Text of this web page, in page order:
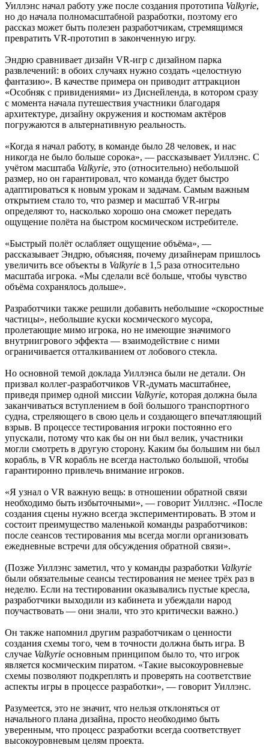
Уиллэнс начал работу уже после создания прототипа Valkyrie,
но до начала полномасштабной разработки, поэтому его
рассказ может быть полезен разработчикам, стремящимся
превратить VR-прототип в законченную игру.
Эндрю сравнивает дизайн VR-игр с дизайном парка
развлечений: в обоих случаях нужно создать «целостную
фантазию». В качестве примера он приводит аттракцион
«Особняк с привидениями» из Диснейленда, в котором сразу
с момента начала путешествия участники благодаря
архитектуре, дизайну окружения и костюмам актёров
погружаются в альтернативную реальность.
«Когда я начал работу, в команде было 28 человек, и нас
никогда не было больше сорока», — рассказывает Уиллэнс. С
учётом масштаба Valkyrie, это (относительно) небольшой
размер, но он гарантировал, что команда будет быстро
адаптироваться к новым урокам и задачам. Самым важным
открытием стало то, что размер и масштаб VR-игры
определяют то, насколько хорошо она сможет передать
ощущение полёта на быстром космическом истребителе.
«Быстрый полёт ослабляет ощущение объёма», —
рассказывает Эндрю, объясняя, почему дизайнерам пришлось
увеличить все объекты в Valkyrie в 1,5 раза относительно
масштаба игрока. «Мы сделали всё больше, чтобы чувство
объёма сохранялось дольше».
Разработчики также решили добавить небольшие «скоростные
частицы», небольшие куски космического мусора,
пролетающие мимо игрока, но не имеющие значимого
внутриигрового эффекта — взаимодействие с ними
ограничивается отталкиванием от лобового стекла.
Но основной темой доклада Уиллэнса были не детали. Он
призвал коллег-разработчиков VR-думать масштабнее,
приведя пример одной миссии Valkyrie, которая должна была
заканчиваться вступлением в бой большого транспортного
судна, стреляющего в свою цель и создающего впечатляющий
взрыв. В процессе тестирования игроки постоянно его
упускали, потому что как бы он ни был велик, участники
могли смотреть в другую сторону. Каким бы большим ни был
корабль, в VR корабль не всегда настолько большой, чтобы
гарантиронно привлечь внимание игроков.
«Я узнал о VR важную вещь: в отношении обратной связи
необходимо быть избыточными», — говорит Уиллэнс. «После
создания сцены нужно всегда экспериментировать. В этом и
состоит преимущество маленькой команды разработчиков:
после сеансов тестирования мы всегда могли организовать
ежедневные встречи для обсуждения обратной связи».
(Позже Уиллэнс заметил, что у команды разработки Valkyrie
были обязательные сеансы тестирования не менее трёх раз в
неделю. Если на тестировании оказывались пустые кресла,
разработчики выходили из кабинета и убеждали народ
поучаствовать — они знали, что это критически важно.)
Он также напомнил другим разработчикам о ценности
создания схемы того, чем в точности должна быть игра. В
случае Valkyrie основным принципом было то, что игрок
является космическим пиратом. «Такие высокоуровневые
схемы позволяют подкреплять и проверять на соответствие
аспекты игры в процессе разработки», — говорит Уиллэнс.
Разумеется, это не значит, что нельзя отклоняться от
начального плана дизайна, просто необходимо быть
уверенным, что процесс разработки всегда соответствует
высокоуровневым целям проекта.